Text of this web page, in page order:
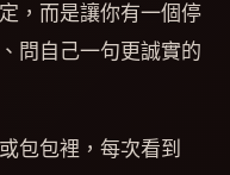
，而是讓你有一個停
問自己一句更誠實的
包包裡，每次看到